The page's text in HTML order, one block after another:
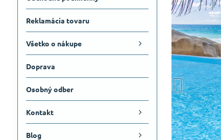
Reklamácia tovaru
Všetko o nákupe
Doprava
Osobný odber
Kontakt
Blog